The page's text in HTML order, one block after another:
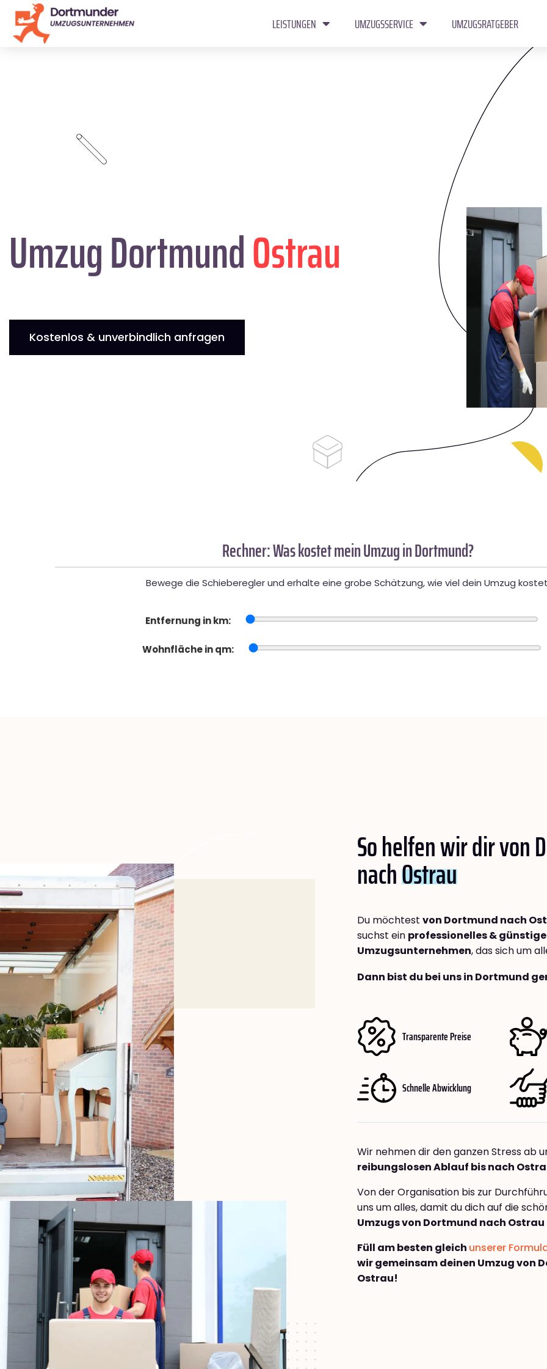
LEISTUNGEN UMZUGSSERVICE UMZUGSRATGEBER
Umzug DortmundOstrau
Kostenlos & unverbindlich anfragen
Rechner: Was kostet mein Umzug in Dortmund?
Bewege die Schieberegler und erhalte eine grobe Schätzung, wie viel dein Umzug
Entfernung in km:
Wohnfläche in qm:
So helfen wir dir von
nachOstrau
Du möchtest von Dortmund nach
suchst ein professionelles &
Umzugsunternehmen, das sich um
Dann bist du bei uns in Dortmund
Transparente Preise
Schnelle Abwicklung
Wir nehmen dir den ganzen Stress ab
reibungslosen Ablauf bis nach
Von der Organisation bis zur
uns um alles, damit du dich auf die
Umzugs von Dortmund nach Ostrau
Füll am besten gleich unserer
wir gemeinsam deinen Umzug von
Ostrau!